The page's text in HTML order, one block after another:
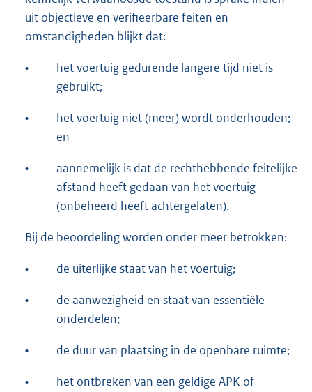
uit objectieve en verifieerbare feiten en
omstandigheden blijkt dat:
•
het voertuig gedurende langere tijd niet is
gebruikt;
•
het voertuig niet (meer) wordt onderhouden;
en
•
aannemelijk is dat de rechthebbende feitelijke
afstand heeft gedaan van het voertuig
(onbeheerd heeft achtergelaten).
Bij de beoordeling worden onder meer betrokken:
• de uiterlijke staat van het voertuig;
•
de aanwezigheid en staat van essentiële
onderdelen;
• de duur van plaatsing in de openbare ruimte;
•
het ontbreken van een geldige APK of